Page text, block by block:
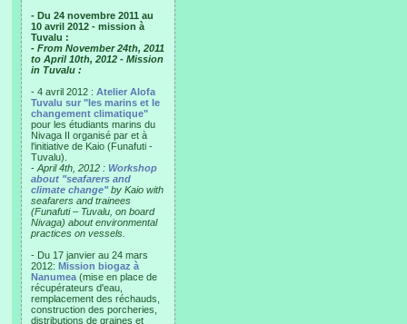
- Du 24 novembre 2011 au
10 avril 2012 - mission à
Tuvalu :
- From November 24th, 2011
to April 10th, 2012 - Mission
in Tuvalu :
- 4 avril 2012 : Atelier Alofa
Tuvalu sur "les marins et le
changement climatique"
pour les étudiants marins du
Nivaga II organisé par et à
l'initiative de Kaio (Funafuti -
Tuvalu).
- April 4th, 2012 : Workshop
about "seafarers and
climate change"by Kaio with
seafarers and trainees
(Funafuti – Tuvalu, on board
Nivaga) about environmental
practices on vessels.
- Du 17 janvier au 24 mars
2012: Mission biogaz à
Nanumea (mise en place de
récupérateurs d'eau,
remplacement des réchauds,
construction des porcheries,
distributions de graines et